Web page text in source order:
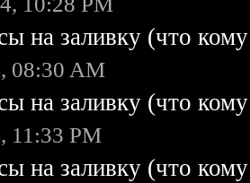
на заливку (что
08:30 AM
на заливку (что
11:33 PM
на заливку (что